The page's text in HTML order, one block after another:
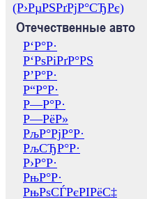
(Р›РµРЅРґРјР°СЂРє)
Отечественные авто
Р‘Р°Р·
Р‘РѕРіРґР°РЅ
Р’Р°Р·
Р“Р°Р·
Р—Р°Р·
Р—РёР»
РљР°РјР°Р·
РљСЂР°Р·
Р›Р°Р·
РњР°Р·
РњРѕСЃРєРІРёС‡